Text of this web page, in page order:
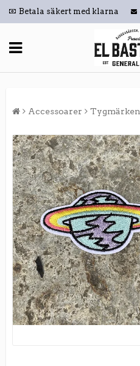
Betala säkert med klarna
Accessoarer Tygmärken